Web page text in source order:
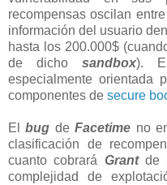
recompensas oscilan
información del usuario
hasta los 200.000$
de dicho sandbox).
especialmente orientada
componentes de secure
Elbug deFacetime no
clasificación de
cuanto cobrará Grantde
complejidad de